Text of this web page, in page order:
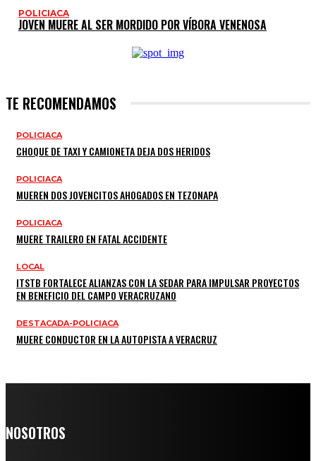
POLICIACA
JOVEN MUERE AL SER MORDIDO POR VÍBORA VENENOSA
TE RECOMENDAMOS
POLICIACA
CHOQUE DE TAXI Y CAMIONETA DEJA DOS HERIDOS
POLICIACA
MUEREN DOS JOVENCITOS AHOGADOS EN TEZONAPA
POLICIACA
MUERE TRAILERO EN FATAL ACCIDENTE
LOCAL
ITSTB FORTALECE ALIANZAS CON LA SEDAR PARA IMPULSAR PROYECTOS
EN BENEFICIO DEL CAMPO VERACRUZANO
DESTACADA-POLICIACA
MUERE CONDUCTOR EN LA AUTOPISTA A VERACRUZ
NOSOTROS